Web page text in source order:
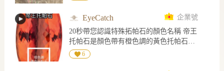
鑲嵌長階梯形與圓形鑽石，營造如「鏡中
邊，呈現鮮明幾何線條與裝飾藝術風格。
八角形吊墜取材自俯瞰芳登廣場的建築輪
廓。1893年，Frédéric Boucheron率先將精
理可見平滑的解理面
EyeCatch
企業號
20秒帶您認識特殊拓帕石的顏色名稱 帝王
托帕石是顏色帶有橙色調的黃色托帕石，
天空藍的顏色是淡藍色，瑞士藍是鮮艷的
6